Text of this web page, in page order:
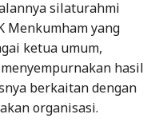
silaturahmi
Menkumham yang
ketua umum,
hasil
berkaitan dengan
organisasi.